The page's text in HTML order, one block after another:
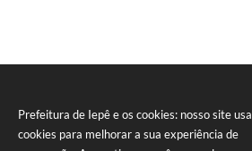
Prefeitura de Iepê e os cookies: nosso site usa
cookies para melhorar a sua experiência de